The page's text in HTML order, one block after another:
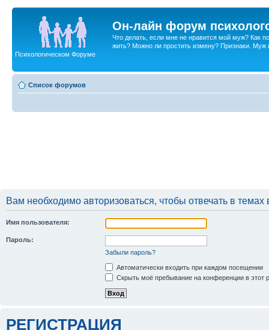
Он-лайн форум
Что делать, если мне не нравится мой муж? Как
жить? Можно ли простить измену? Признаки. Муж
Психологическом Форуме
Список форумов
Вам необходимо авторизоваться, чтобы отвечать в
Имя пользователя:
Пароль:
Забыли пароль?
Автоматически входить при каждом посещении
Скрыть моё пребывание на конференции в этот
РЕГИСТРАЦИЯ